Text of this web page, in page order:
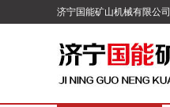
济宁国能矿山机械有限公